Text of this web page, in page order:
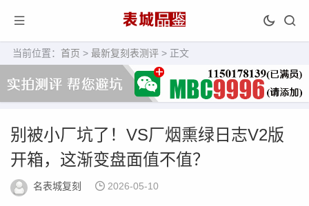
当前位置： 首页 > 最新复刻表测评 > 正文
别被小厂坑了！VS厂烟熏绿日志V2版
开箱，这渐变盘面值不值？
名表城复刻 2026-05-10